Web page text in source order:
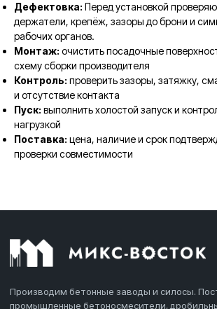
Дефектовка: Перед установкой
держатели, крепёж, зазоры до брони и
рабочих органов.
Монтаж: очистить посадочные
схему сборки производителя
Контроль: проверить зазоры, затяжку,
и отсутствие контакта
Пуск: выполнить холостой запуск и
нагрузкой
Поставка: цена, наличие и срок
проверки совместимости
Производим бетонные заводы и силосы.
промышленные бетоносмесители,